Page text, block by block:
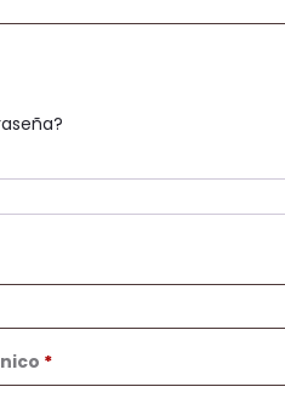
*Obligatorio